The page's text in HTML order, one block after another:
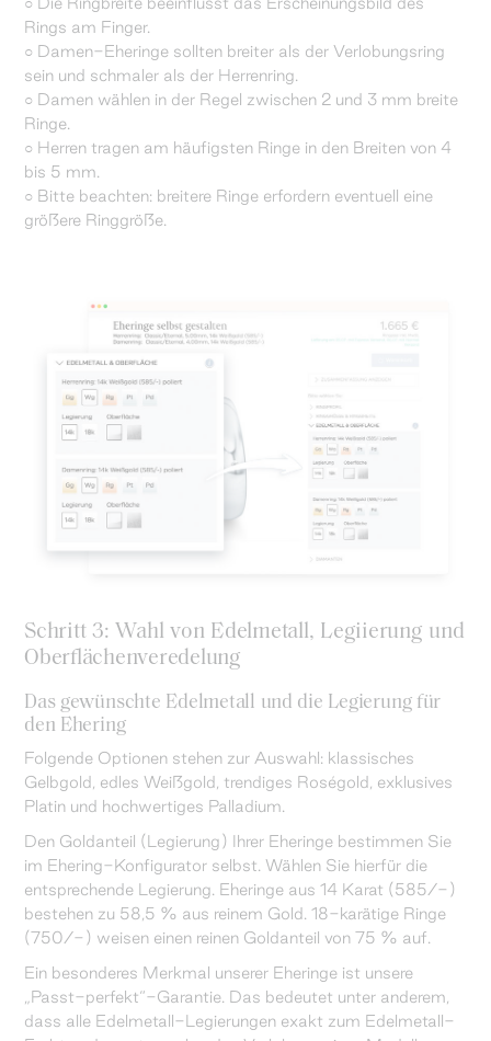
Rings am Finger.
○ Damen-Eheringe sollten breiter als der Verlobungsring
sein und schmaler als der Herrenring.
○ Damen wählen in der Regel zwischen 2 und 3 mm breite
Ringe.
○ Herren tragen am häufigsten Ringe in den Breiten von 4
bis 5 mm.
○ Bitte beachten: breitere Ringe erfordern eventuell eine
größere Ringgröße.
Schritt 3: Wahl von Edelmetall, Legiierung und
Oberflächenveredelung
Das gewünschte Edelmetall und die Legierung für
den Ehering
Folgende Optionen stehen zur Auswahl: klassisches
Gelbgold, edles Weißgold, trendiges Roségold, exklusives
Platin und hochwertiges Palladium.
Den Goldanteil (Legierung) Ihrer Eheringe bestimmen Sie
im Ehering-Konfigurator selbst. Wählen Sie hierfür die
entsprechende Legierung. Eheringe aus 14 Karat (585/-)
bestehen zu 58,5 % aus reinem Gold. 18-karätige Ringe
(750/-) weisen einen reinen Goldanteil von 75 % auf.
Ein besonderes Merkmal unserer Eheringe ist unsere
„Passt-perfekt“-Garantie. Das bedeutet unter anderem,
dass alle Edelmetall-Legierungen exakt zum Edelmetall-